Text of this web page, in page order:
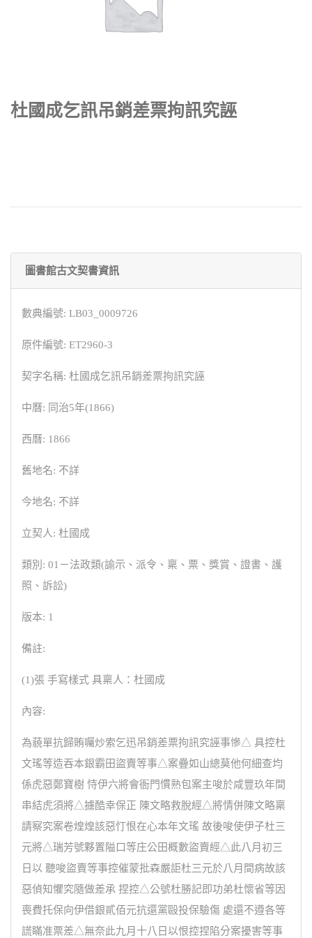
杜國成乞訊吊銷差票拘訊究誣
圖書館古文契書資訊
數典編號: LB03_0009726
原件編號: ET2960-3
契字名稱: 杜國成乞訊吊銷差票拘訊究誣
中曆: 同治5年(1866)
西曆: 1866
舊地名: 不詳
今地名: 不詳
立契人: 杜國成
類別: 01－法政類(諭示、派令、稟、票、獎賞、證書、護
照、訴訟)
版本: 1
備註:
(1)張 手寫樣式 具稟人：杜國成
內容:
為藐單抗歸賄囑炒索乞迅吊銷差票拘訊究誣事慘△ 具控杜
文瑤等造吞本銀霸田盜賣等事△案疊如山總莫他何細查均
係虎惡鄭寶樹 恃伊六將會衙門慣熟包案主唆於咸豐玖年間
串結虎須將△擄酷幸保正 陳文略救脫經△將情併陳文略稟
請察究案卷煌煌該惡忊恨在心本年文瑤 故後唆使伊子杜三
元將△瑞芳號夥置隘口等庄公田概數盜賣經△此八月初三
日以 聽唆盜賣等事控催蒙批森嚴詎杜三元於八月間病故該
惡偵知懼究隨做差承 捏控△公號杜勝記即功弟杜懷省等因
喪費托保向伊借銀貳佰元抗還黨毆投保驗傷 處還不遵各等
謊瞞准票差△無奈此九月十八日以恨控捏陷分案擾害等事